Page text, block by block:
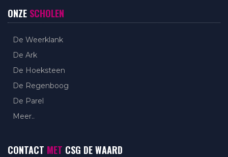
ONZE SCHOLEN
De Weerklank
De Ark
De Hoeksteen
De Regenboog
De Parel
Meer..
CONTACT MET CSG DE WAARD